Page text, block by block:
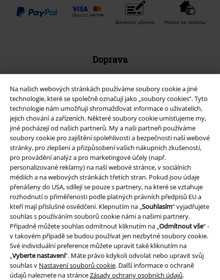
Na našich webových stránkách používáme soubory cookie a jiné
technologie, které se společně označují jako „soubory cookies“. Tyto
technologie nám umožňují shromažďovat informace o uživatelích,
jejich chování a zařízeních. Některé soubory cookie umísťujeme my,
jiné pocházejí od našich partnerů. My a naši partneři používáme
soubory cookie pro zajištění spolehlivosti a bezpečnosti naší webové
stránky, pro zlepšení a přizpůsobení vašich nákupních zkušeností,
pro provádění analýz a pro marketingové účely (např.
personalizované reklamy) na naší webové stránce, v sociálních
médiích a na webových stránkách třetích stran. Pokud jsou údaje
přenášeny do USA, sdílejí se pouze s partnery, na které se vztahuje
rozhodnutí o přiměřenosti podle platných právních předpisů EU a
kteří mají příslušné osvědčení. Klepnutím na „Souhlasím“ vyjadřujete
souhlas s používáním souborů cookie námi a našimi partnery.
Případně můžete souhlas odmítnout kliknutím na „Odmítnout vše“ -
v takovém případě se budou používat jen nezbytné soubory cookie.
Své individuální preference můžete upravit také kliknutím na
„Vyberte nastavení“. Máte právo kdykoli odvolat nebo upravit svůj
souhlas v Nastavení souborů cookie. Další informace o ochraně
údajů naleznete na stránceZásady ochrany osobních údajů.
Bankovní převod Platba na dobírku
Doprava
Balíkovna Balík Do ruky
EMP aplikaci
Stáhněte si novou EMP aplikaci zdarma a využijte všechny nové
funkce a výhody!
A Warner Music Group Company